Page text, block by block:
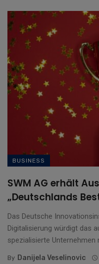
BUSINESS
SWM AG erhält
„Deutschlands
Das Deutsche
Digitalisierung würdigt das
spezialisierte Unternehmen
By Danijela Veselinovic